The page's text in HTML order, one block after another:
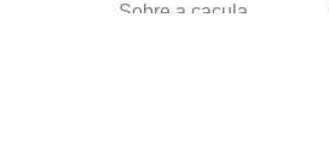
Sobre a caçula